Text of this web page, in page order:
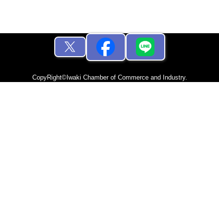
CopyRight©Iwaki Chamber of Commerce and Industry.